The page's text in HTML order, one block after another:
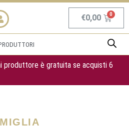
€0,00
produttore è gratuita se acquisti 6